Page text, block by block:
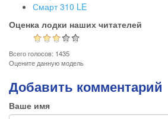
Смарт 310 LE
Оценка лодки наших читателей
Всего голосов: 1435
Оцените данную модель
Добавить комментарий
Ваше имя